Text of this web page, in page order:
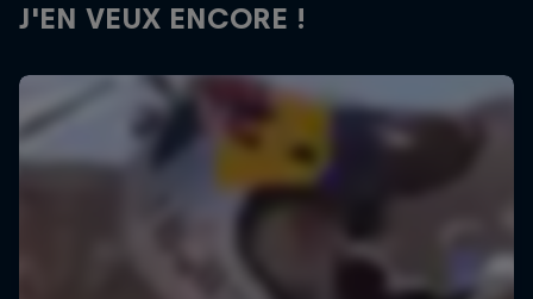
J'EN VEUX ENCORE !